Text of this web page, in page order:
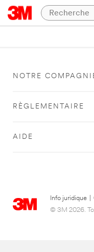
NOTRE
RÈGLEMENTAIRE
AIDE
Info juridique
© 3M 2026.